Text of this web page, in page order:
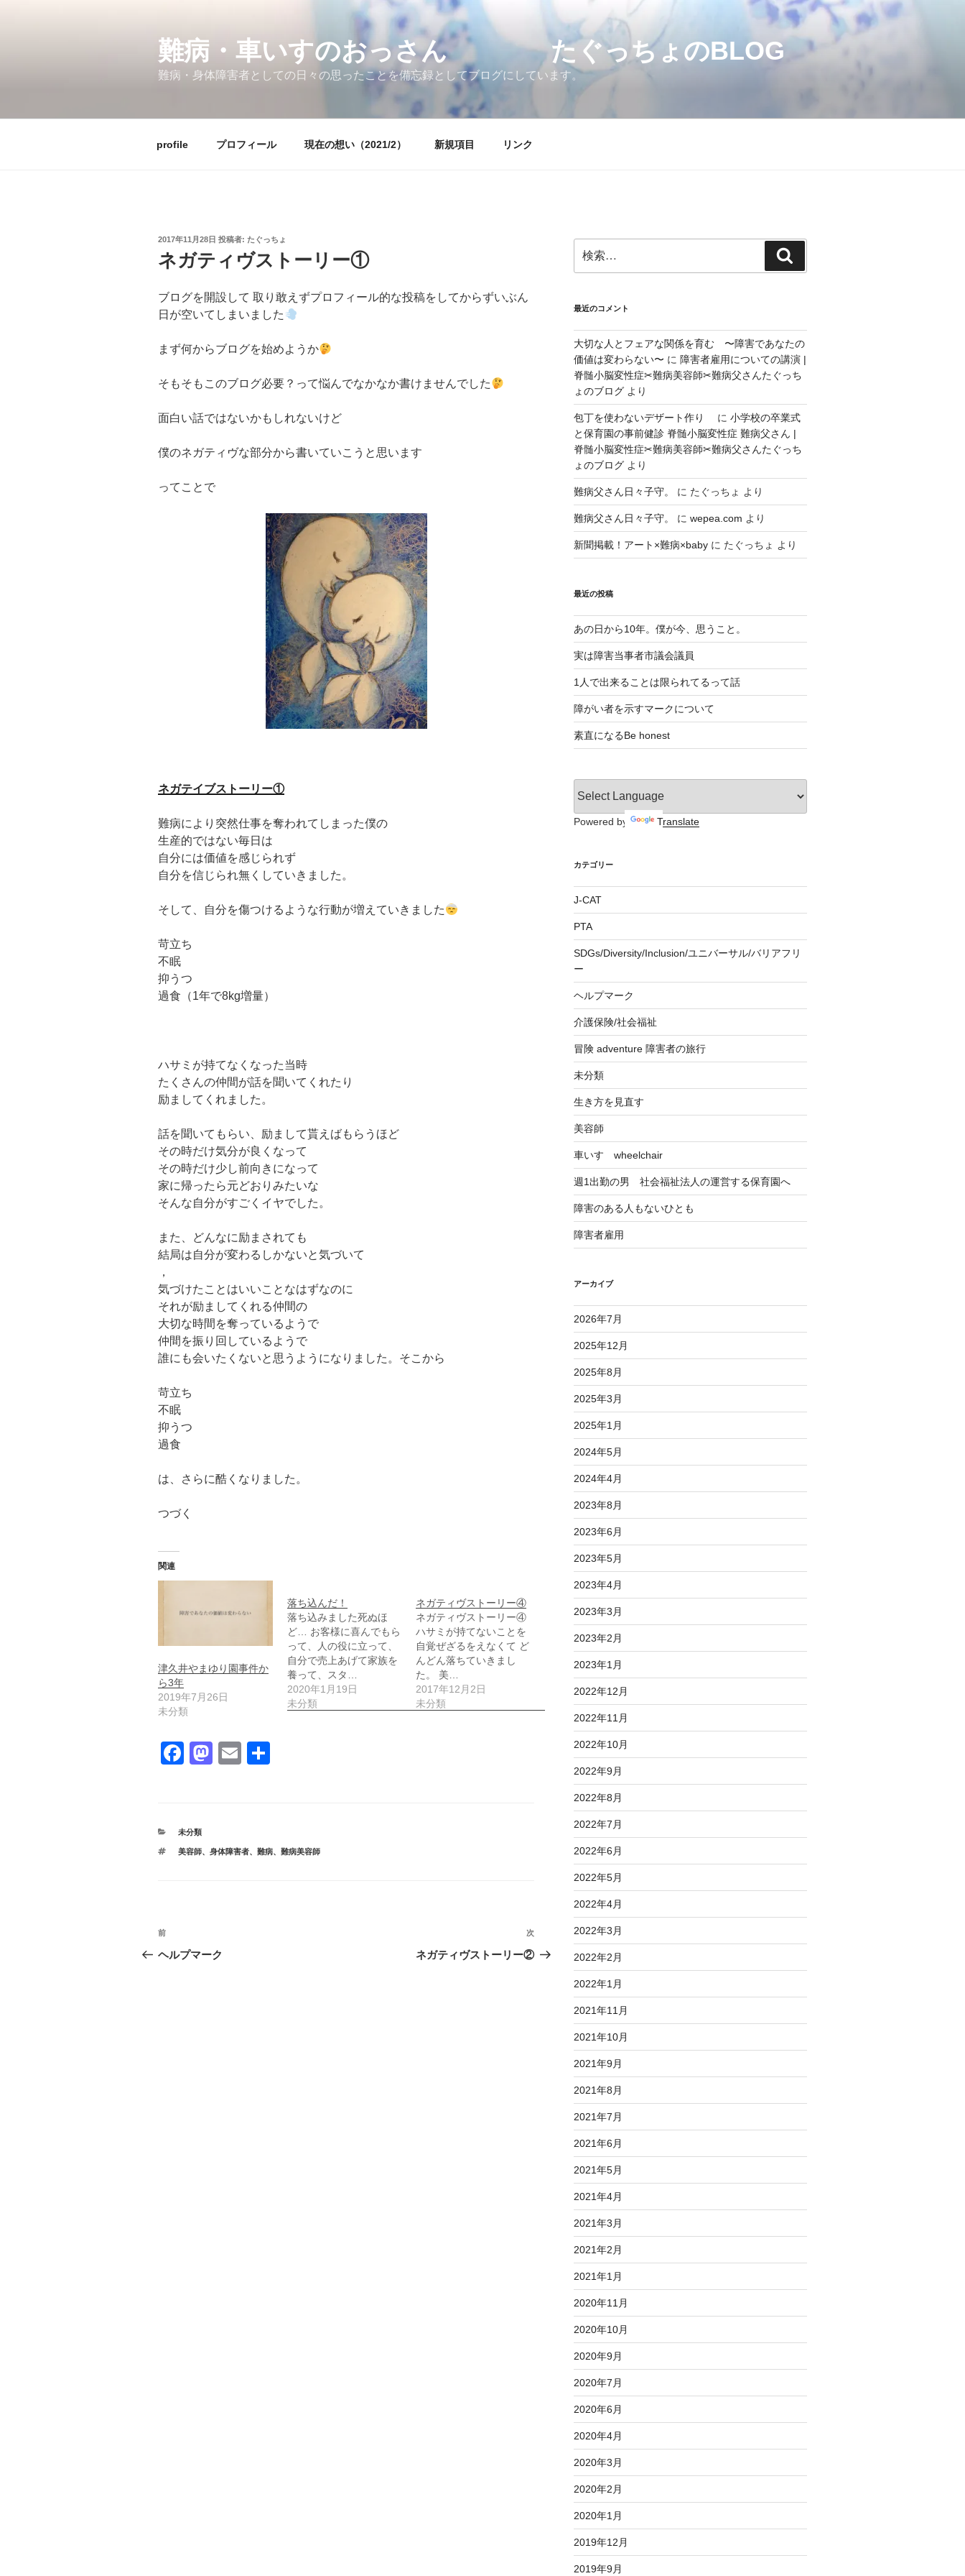
難病・車いすのおっさん たぐっちょのBLOG
難病・身体障害者としての日々の思ったことを備忘録としてブログにしています。
profile プロフィール 現在の想い（2021/2） 新規項目 リンク
投
日:
2017年11月28日 投稿者: たぐっちょ
ネガティヴストーリー①
ブログを開設して 取り敢えずプロフィール的な投稿をしてからずいぶん
日が空いてしまいました
まず何からブログを始めようか
そもそもこのブログ必要？って悩んでなかなか書けませんでした
面白い話ではないかもしれないけど
僕のネガティヴな部分から書いていこうと思います
ってことで
ネガテイブストーリー①
難病により突然仕事を奪われてしまった僕の
生産的ではない毎日は
自分には価値を感じられず
自分を信じられ無くしていきました。
そして、自分を傷つけるような行動が増えていきました
苛立ち
不眠
抑うつ
過食（1年で8kg増量）
ハサミが持てなくなった当時
たくさんの仲間が話を聞いてくれたり
励ましてくれました。
話を聞いてもらい、励まして貰えばもらうほど
その時だけ気分が良くなって
その時だけ少し前向きになって
家に帰ったら元どおりみたいな
そんな自分がすごくイヤでした。
また、どんなに励まされても
結局は自分が変わるしかないと気づいて
，
気づけたことはいいことなはずなのに
それが励ましてくれる仲間の
大切な時間を奪っているようで
仲間を振り回しているようで
誰にも会いたくないと思うようになりました。そこから
苛立ち
不眠
抑うつ
過食
は、さらに酷くなりました。
つづく
関連
津久井やまゆり園事件か
ら3年
2019年7月26日
未分類
落ち込んだ！
落ち込みました死ぬほ
ど… お客様に喜んでもら
って、人の役に立って、
自分で売上あげて家族を
養って、スタ…
2020年1月19日
未分類
ネガティヴストーリー④
ネガティヴストーリー④
ハサミが持てないことを
自覚ぜざるをえなくて ど
んどん落ちていきまし
た。 美…
2017年12月2日
未分類
F
e
b
M
d
E
カ
ゴ
未分類
タ
美容師、 身体障害者、 難病、 難病美容師
投
稿
前
の
前
ヘルプマーク
次
の
次
ネガティヴストーリー②
索:
索
最近のコメント
大切な人とフェアな関係を育む 〜障害であなたの
価値は変わらない〜 に 障害者雇用についての講演 |
脊髄小脳変性症✂︎難病美容師✂︎難病父さんたぐっち
ょのブログより
包丁を使わないデザート作り に 小学校の卒業式
と保育園の事前健診 脊髄小脳変性症 難病父さん |
脊髄小脳変性症✂︎難病美容師✂︎難病父さんたぐっち
ょのブログより
難病父さん日々子守。 に たぐっちょ より
難病父さん日々子守。 に wepea.com より
新聞掲載！アート×難病×babyに たぐっちょ より
最近の投稿
あの日から10年。僕が今、思うこと。
実は障害当事者市議会議員
1人で出来ることは限られてるって話
障がい者を示すマークについて
素直になるBe honest
Powered by Translate
カテゴリー
J-CAT
PTA
SDGs/Diversity/Inclusion/ユニバーサル/バリアフリ
ー
ヘルプマーク
介護保険/社会福祉
冒険 adventure 障害者の旅行
未分類
生き方を見直す
美容師
車いす wheelchair
週1出勤の男 社会福祉法人の運営する保育園へ
障害のある人もないひとも
障害者雇用
アーカイブ
2026年7月
2025年12月
2025年8月
2025年3月
2025年1月
2024年5月
2024年4月
2023年8月
2023年6月
2023年5月
2023年4月
2023年3月
2023年2月
2023年1月
2022年12月
2022年11月
2022年10月
2022年9月
2022年8月
2022年7月
2022年6月
2022年5月
2022年4月
2022年3月
2022年2月
2022年1月
2021年11月
2021年10月
2021年9月
2021年8月
2021年7月
2021年6月
2021年5月
2021年4月
2021年3月
2021年2月
2021年1月
2020年11月
2020年10月
2020年9月
2020年7月
2020年6月
2020年4月
2020年3月
2020年2月
2020年1月
2019年12月
2019年9月